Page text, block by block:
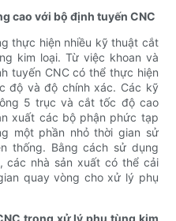
cao với bộ định tuyến CNC
thực hiện nhiều kỹ thuật cắt
kim loại. Từ việc khoan và
tuyến CNC có thể thực hiện
độ và độ chính xác. Các kỹ
5 trục và cắt tốc độ cao
xuất các bộ phận phức tạp
một phần nhỏ thời gian sử
thống. Bằng cách sử dụng
các nhà sản xuất có thể cải
quay vòng cho xử lý phụ